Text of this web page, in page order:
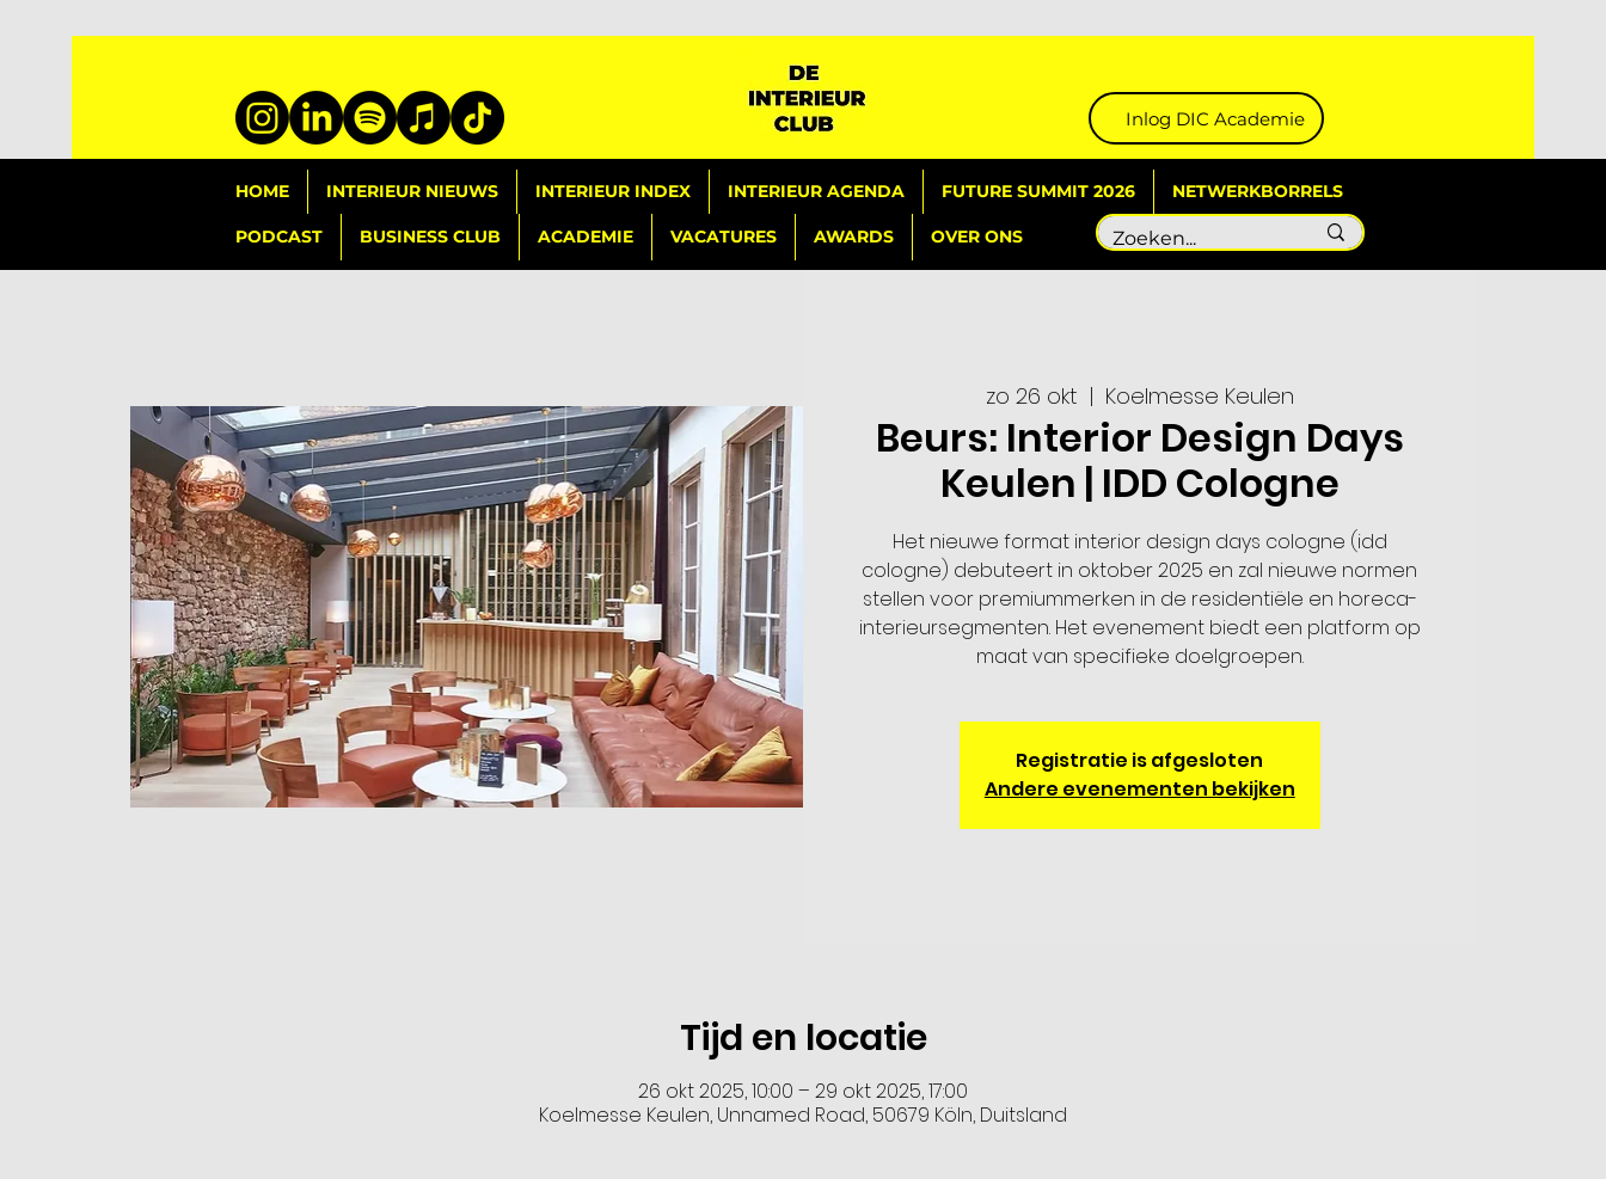
Inlog DIC Academie
HOME INTERIEUR NIEUWS INTERIEUR INDEX INTERIEUR AGENDA FUTURE SUMMIT 2026 NETWERKBORRELS
PODCAST BUSINESS CLUB ACADEMIE VACATURES AWARDS OVER ONS
zo 26 okt
  |
Koelmesse Keulen
Beurs: Interior Design Days
Keulen | IDD Cologne
Het nieuwe format interior design days cologne (idd
cologne) debuteert in oktober 2025 en zal nieuwe normen
stellen voor premiummerken in de residentiële en horeca-
interieursegmenten. Het evenement biedt een platform op
maat van specifieke doelgroepen.
Registratie is afgesloten
Andere evenementen bekijken
Tijd en locatie
26 okt 2025, 10:00 – 29 okt 2025, 17:00
Koelmesse Keulen, Unnamed Road, 50679 Köln, Duitsland